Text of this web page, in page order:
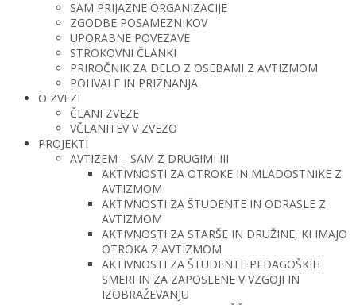
SAM PRIJAZNE ORGANIZACIJE
ZGODBE POSAMEZNIKOV
UPORABNE POVEZAVE
STROKOVNI ČLANKI
PRIROČNIK ZA DELO Z OSEBAMI Z AVTIZMOM
POHVALE IN PRIZNANJA
O ZVEZI
ČLANI ZVEZE
VČLANITEV V ZVEZO
PROJEKTI
AVTIZEM – SAM Z DRUGIMI III
AKTIVNOSTI ZA OTROKE IN MLADOSTNIKE Z
AVTIZMOM
AKTIVNOSTI ZA ŠTUDENTE IN ODRASLE Z
AVTIZMOM
AKTIVNOSTI ZA STARŠE IN DRUŽINE, KI IMAJO
OTROKA Z AVTIZMOM
AKTIVNOSTI ZA ŠTUDENTE PEDAGOŠKIH
SMERI IN ZA ZAPOSLENE V VZGOJI IN
IZOBRAŽEVANJU